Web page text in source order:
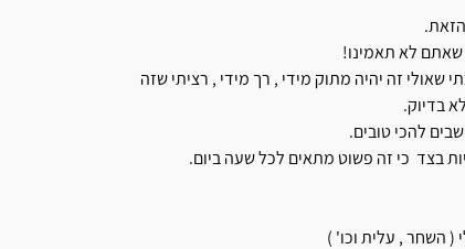
שאתם לא תאמינו!
זה יהיה מתוק מידי , רך מידי , רציתי שזה
בדיוק.
להכי טובים.
בצד כי זה פשוט מתאים לכל שעה ביום.
השחר , עלית וכו' )